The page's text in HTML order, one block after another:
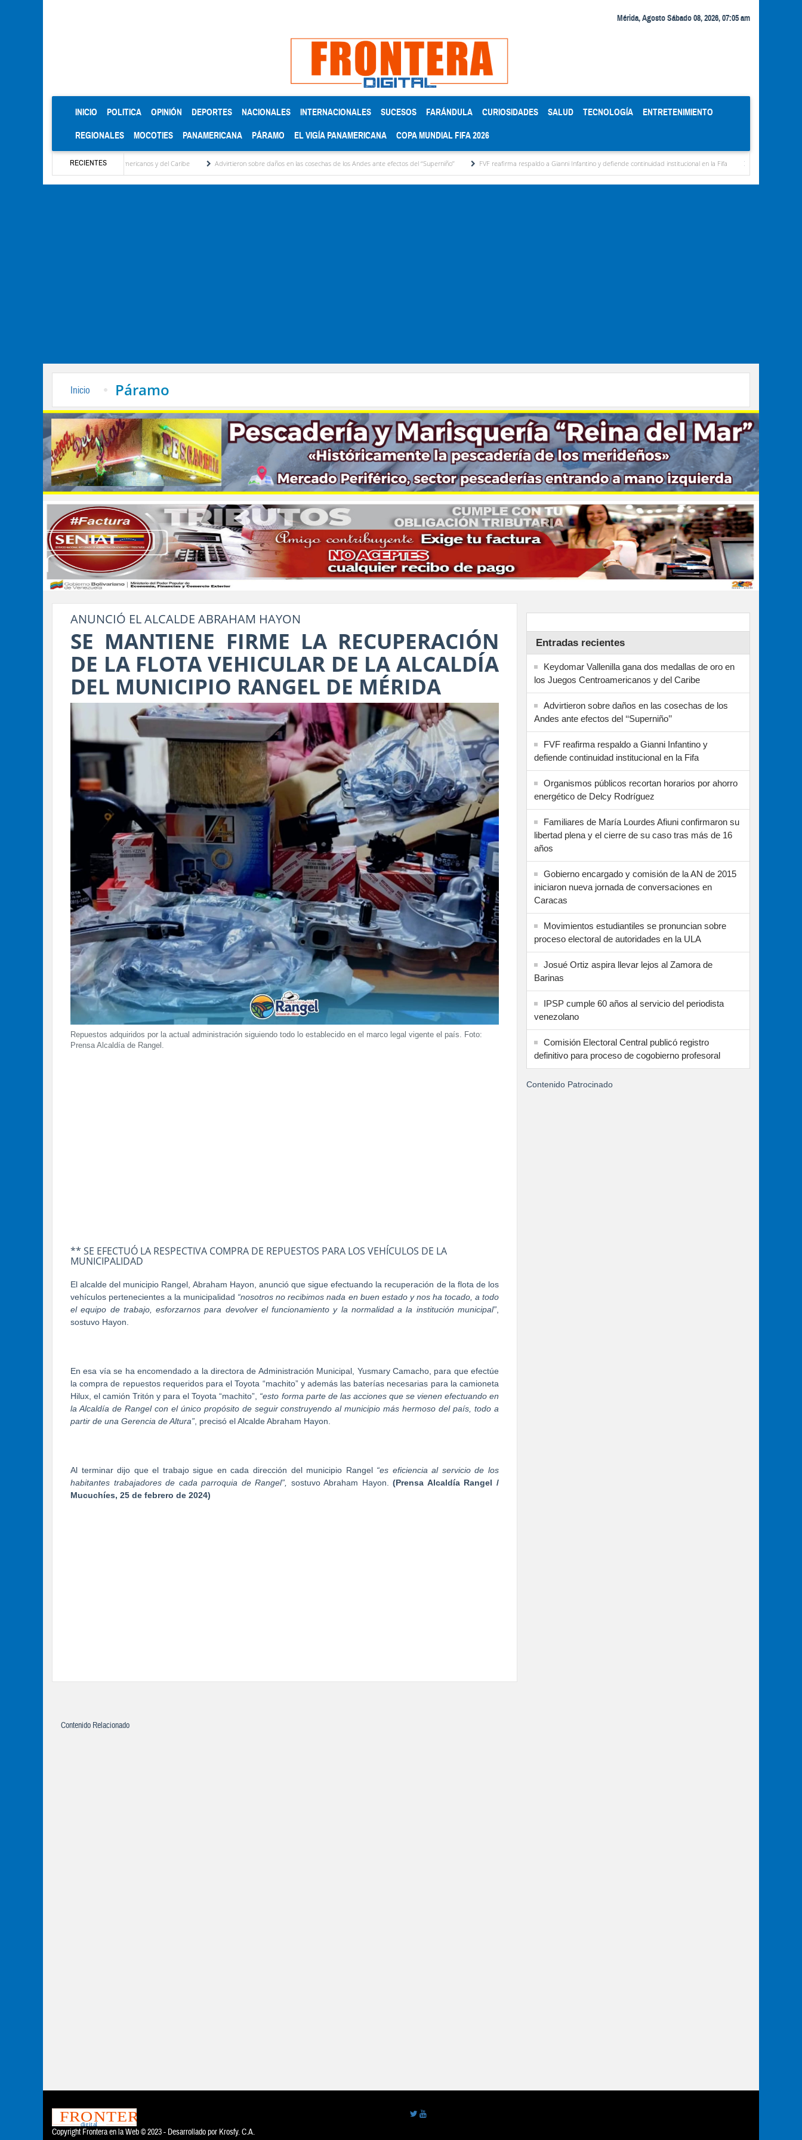
Mérida, Agosto Sábado 08, 2026, 07:05 am
INICIO (CURRENT)
POLITICA OPINIÓN DEPORTES NACIONALES INTERNACIONALES SUCESOS FARÁNDULA CURIOSIDADES SALUD TECNOLOGÍA ENTRETENIMIENTO
REGIONALES MOCOTIES PANAMERICANA PÁRAMO EL VIGÍA PANAMERICANA COPA MUNDIAL FIFA 2026
RECIENTES
oro en los Juegos Centroamericanos y del Caribe Advirtieron sobre daños en las cosechas de los Andes ante efectos del ‘‘Superniño’’ FVF reafirma respaldo a Gianni Infantino y defiende continuidad institucional en la Fifa Organismos públicos recortan
Inicio Páramo
ANUNCIÓ EL ALCALDE ABRAHAM HAYON
SE MANTIENE FIRME LA RECUPERACIÓN
DE LA FLOTA VEHICULAR DE LA ALCALDÍA
DEL MUNICIPIO RANGEL DE MÉRIDA
Repuestos adquiridos por la actual administración siguiendo todo lo establecido en el marco legal vigente el país. Foto:
Prensa Alcaldía de Rangel.
** SE EFECTUÓ LA RESPECTIVA COMPRA DE REPUESTOS PARA LOS VEHÍCULOS DE LA
MUNICIPALIDAD
El alcalde del municipio Rangel, Abraham Hayon, anunció que sigue efectuando la recuperación de la flota de los
vehículos pertenecientes a la municipalidad “nosotros no recibimos nada en buen estado y nos ha tocado, a todo
el equipo de trabajo, esforzarnos para devolver el funcionamiento y la normalidad a la institución municipal”
sostuvo Hayon.
En esa vía se ha encomendado a la directora de Administración Municipal, Yusmary Camacho, para que efectúe
la compra de repuestos requeridos para el Toyota “machito” y además las baterías necesarias para la camioneta
Hilux, el camión Tritón y para el Toyota “machito”, “esto forma parte de las acciones que se vienen efectuando en
la Alcaldía de Rangel con el único propósito de seguir construyendo al municipio más hermoso del país, todo a
partir de una Gerencia de Altura” , precisó el Alcalde Abraham Hayon.
Al terminar dijo que el trabajo sigue en cada dirección del municipio Rangel “es eficiencia al servicio de los
habitantes trabajadores de cada parroquia de Rangel”, sostuvo Abraham Hayon.(Prensa Alcaldía Rangel /
Mucuchíes, 25 de febrero de 2024)
Entradas recientes
Keydomar Vallenilla gana dos medallas de oro en
los Juegos Centroamericanos y del Caribe
Advirtieron sobre daños en las cosechas de los
Andes ante efectos del ‘‘Superniño’’
FVF reafirma respaldo a Gianni Infantino y
defiende continuidad institucional en la Fifa
Organismos públicos recortan horarios por ahorro
energético de Delcy Rodríguez
Familiares de María Lourdes Afiuni confirmaron su
libertad plena y el cierre de su caso tras más de 16
años
Gobierno encargado y comisión de la AN de 2015
iniciaron nueva jornada de conversaciones en
Caracas
Movimientos estudiantiles se pronuncian sobre
proceso electoral de autoridades en la ULA
Josué Ortiz aspira llevar lejos al Zamora de
Barinas
IPSP cumple 60 años al servicio del periodista
venezolano
Comisión Electoral Central publicó registro
definitivo para proceso de cogobierno profesoral
Contenido Patrocinado
Contenido Relacionado
Copyright Frontera en la Web © 2023 - Desarrollado por Krosfy. C.A.